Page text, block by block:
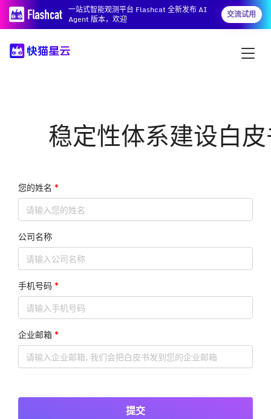
一站式智能观测平台 Flashcat 全新发布 AI
Agent 版本，欢迎
交流试用
稳定性体系建设白
您的姓名 *
公司名称
手机号码 *
企业邮箱 *
提交